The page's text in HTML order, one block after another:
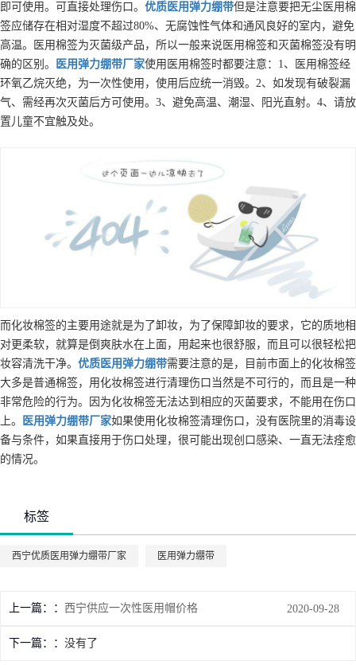
即可使用。可直接处理伤口。 优质 医用弹力绷带但是注意要把无尘医用棉
签应储存在相对湿度不超过80%、无腐蚀性气体和通风良好的室内，避免
高温。医用棉签为灭菌级产品，所以一般来说医用棉签和灭菌棉签没有明
确的区别。
医用弹力绷带厂家使用医用棉签时都要注意：1、医用棉签经
环氧乙烷灭绝，为一次性使用，使用后应统一消毁。2、如发现有破裂漏
气、需经再次灭菌后方可使用。3、避免高温、潮湿、阳光直射。4、请放
置儿童不宜触及处。
而化妆棉签的主要用途就是为了卸妆，为了保障卸妆的要求，它的质地相
对更柔软，就算是倒爽肤水在上面，用起来也很舒服，而且可以很轻松把
妆容清洗干净。 优质 医用弹力绷带需要注意的是，目前市面上的化妆棉签
大多是普通棉签，用化妆棉签进行清理伤口当然是不可行的，而且是一种
非常危险的行为。因为化妆棉签无法达到相应的灭菌要求，不能用在伤口
上。
医用弹力绷带厂家如果使用化妆棉签清理伤口，没有医院里的消毒设
备与条件，如果直接用于伤口处理，很可能出现创口感染、一直无法痊愈
的情况。
标签
西宁优质医用弹力绷带厂家 医用弹力绷带
上一篇： 西宁供应一次性医用帽价格 2020-09-28
下一篇： 没有了